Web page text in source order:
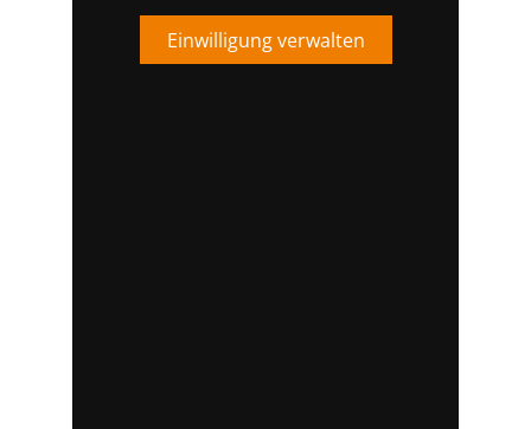
Einwilligung verwalten